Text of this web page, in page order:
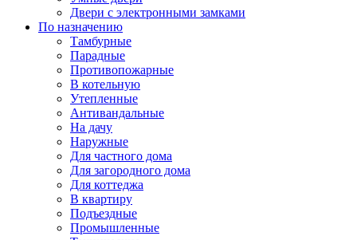
Двери с электронными замками
По назначению
Тамбурные
Парадные
Противопожарные
В котельную
Утепленные
Антивандальные
На дачу
Наружные
Для частного дома
Для загородного дома
Для коттеджа
В квартиру
Подъездные
Промышленные